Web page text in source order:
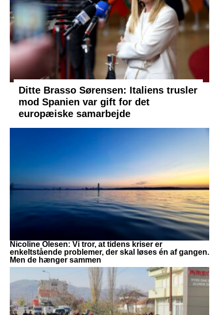
Ditte Brasso Sørensen: Italiens trusler
mod Spanien var gift for det
europæiske samarbejde
Nicoline Olesen: Vi tror, at tidens kriser er
enkeltstående problemer, der skal løses én af gangen.
Men de hænger sammen